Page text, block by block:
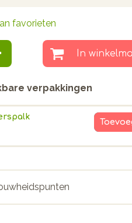
favorieten
In
verpakkingen